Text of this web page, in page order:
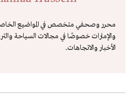
محرر وصحفي متخصص في المواضيع الخاصة
والإمارات خصوصًا في مجالات السياحة
الأخبار والاتجاهات.